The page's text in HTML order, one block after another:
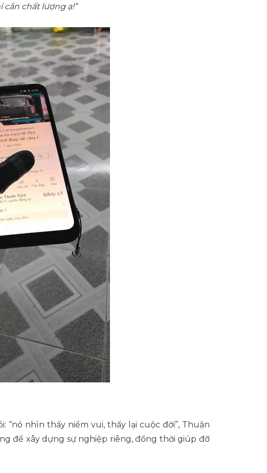
chất lượng ạ!”
nhìn thấy niềm vui, thấy lại cuộc đời”, Thuận
để xây dựng sự nghiệp riêng, đồng thời giúp đỡ